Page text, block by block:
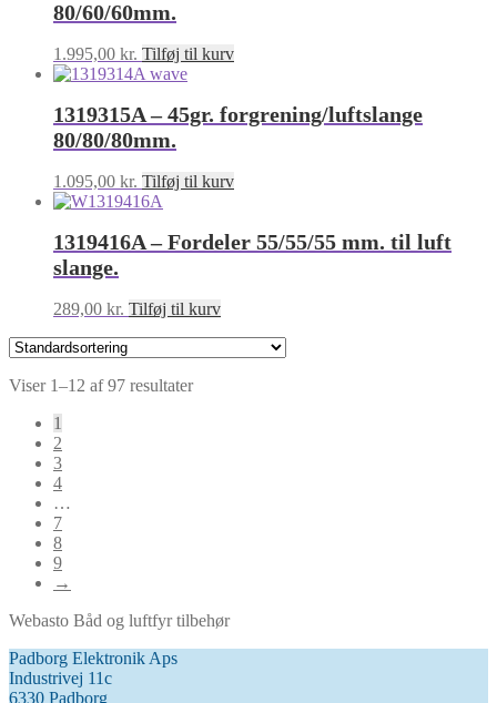
80/60/60mm.
1.995,00 kr. Tilføj til kurv
1319315A – 45gr. forgrening/luftslange
80/80/80mm.
1.095,00 kr. Tilføj til kurv
1319416A – Fordeler 55/55/55 mm. til luft
slange.
289,00 kr. Tilføj til kurv
Viser 1–12 af 97 resultater
1
2
3
4
…
7
8
9
→
Webasto Båd og luftfyr tilbehør
Padborg Elektronik Aps
Industrivej 11c
6330 Padborg